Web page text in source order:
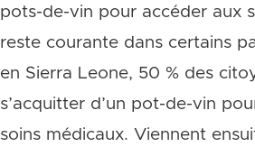
pots-de-vin pour accéder aux
reste courante dans certains
en Sierra Leone, 50 % des
s’acquitter d’un pot-de-vin
soins médicaux. Viennent